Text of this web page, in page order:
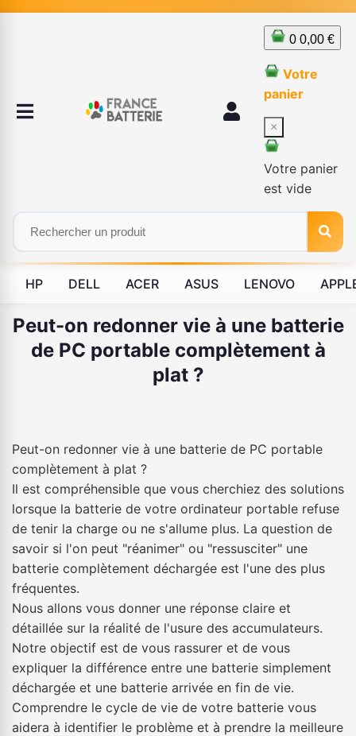
0 0,00 €
Votre
panier
×
Votre panier
est vide
HP DELL ACER ASUS LENOVO
Peut-on redonner vie à une batterie
de PC portable complètement à
plat ?
Peut-on redonner vie à une batterie de PC portable
complètement à plat ?
Il est compréhensible que vous cherchiez des solutions
lorsque la batterie de votre ordinateur portable refuse
de tenir la charge ou ne s'allume plus. La question de
savoir si l'on peut "réanimer" ou "ressusciter" une
batterie complètement déchargée est l'une des plus
fréquentes.
Nous allons vous donner une réponse claire et
détaillée sur la réalité de l'usure des accumulateurs.
Notre objectif est de vous rassurer et de vous
expliquer la différence entre une batterie simplement
déchargée et une batterie arrivée en fin de vie.
Comprendre le cycle de vie de votre batterie vous
aidera à identifier le problème et à prendre la meilleure